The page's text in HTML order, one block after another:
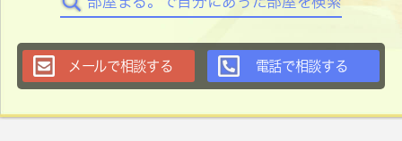
メールで相談する 電話で相談する